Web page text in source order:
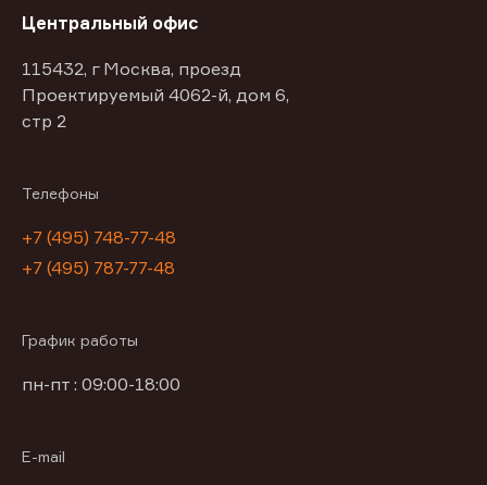
Центральный офис
115432, г Москва, проезд
Проектируемый 4062-й, дом 6,
стр 2
Телефоны
+7 (495) 748-77-48
+7 (495) 787-77-48
График работы
пн-пт : 09:00-18:00
E-mail